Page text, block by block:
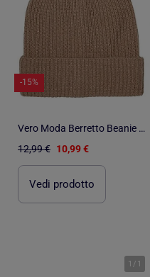
-15%
Vero Moda Berretto Beanie da Donna
12,99 € 10,99 €
Vedi prodotto
1 / 1